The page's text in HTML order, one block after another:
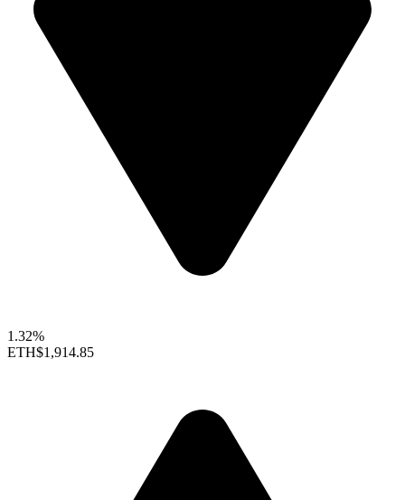
1.32%
ETH$1,914.85